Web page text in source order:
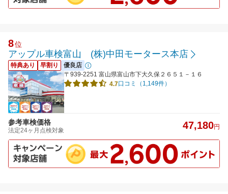
8位
アップル車検富山 (株)中田モータース本店
特典あり 早割り
優良店
〒939-2251 富山県富山市下大久保２６５１－１６
4.7口コミ（1,149件）
参考車検価格
法定24ヶ月点検対象 47,180円